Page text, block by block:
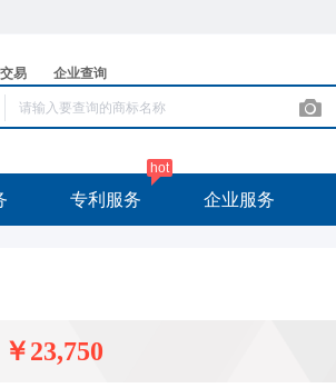
易 企业查询
专利服务
hot
企业服务
￥23,750